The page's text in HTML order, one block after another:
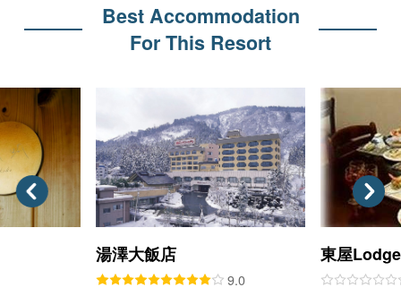
Best Accommodation
For This Resort
湯澤大飯店
9.0
東屋Lodge